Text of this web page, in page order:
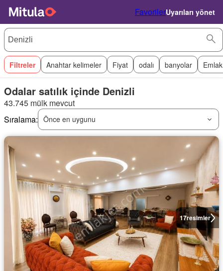
FavorilerUyarıları yönet
Filtreler Anahtar kelimeler Fiyat odalı banyolar
Odalar satılık içinde Denizli
43.745 mülk mevcut
Sıralama: Önce en uygunu
17resimler